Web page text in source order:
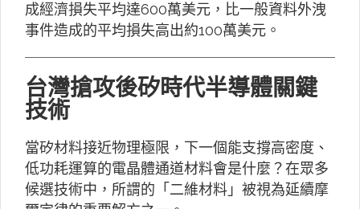
成經濟損失平均達600萬美元，比一般資料外洩
事件造成的平均損失高出約100萬美元。
台灣搶攻後矽時代半導體關鍵
技術
當矽材料接近物理極限，下一個能支撐高密度、
低功耗運算的電晶體通道材料會是什麼？在眾多
候選技術中，所謂的「二維材料」被視為延續摩